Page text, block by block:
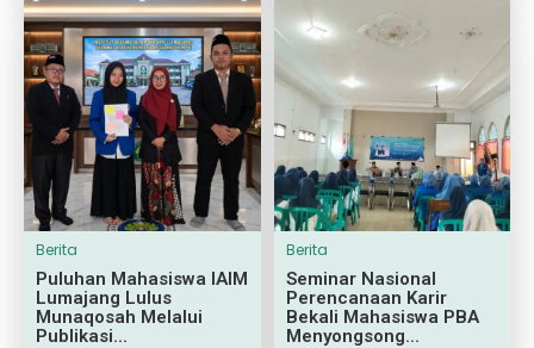
Berita
Puluhan Mahasiswa IAIM
Lumajang Lulus
Munaqosah Melalui
Publikasi...
Berita
Seminar Nasional
Perencanaan Karir
Bekali Mahasiswa PBA
Menyongsong...